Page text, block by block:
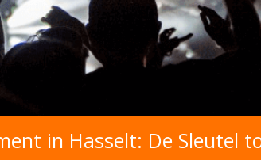
in Hasselt: De Sleutel